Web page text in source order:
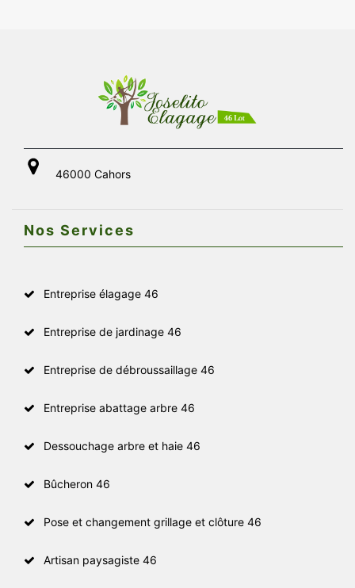
46000 Cahors
Nos Services
Entreprise élagage 46
Entreprise de jardinage 46
Entreprise de débroussaillage 46
Entreprise abattage arbre 46
Dessouchage arbre et haie 46
Bûcheron 46
Pose et changement grillage et clôture 46
Artisan paysagiste 46